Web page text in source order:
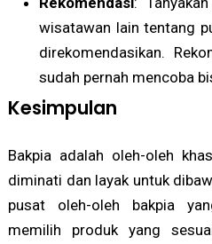
wisatawan lain tentang
direkomendasikan.
sudah pernah mencoba
Kesimpulan
Bakpia adalah oleh-oleh
diminati dan layak untuk
pusat oleh-oleh bakpia
memilih produk yang